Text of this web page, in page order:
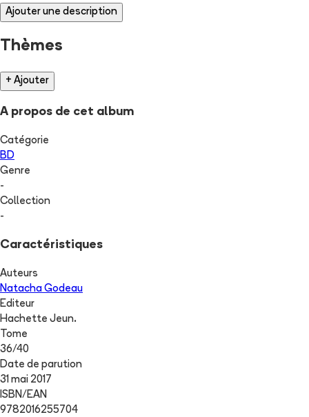
Ajouter une description
Thèmes
+ Ajouter
A propos de cet album
Catégorie
BD
Genre
-
Collection
-
Caractéristiques
Auteurs
Natacha Godeau
Editeur
Hachette Jeun.
Tome
36/40
Date de parution
31 mai 2017
ISBN/EAN
9782016255704